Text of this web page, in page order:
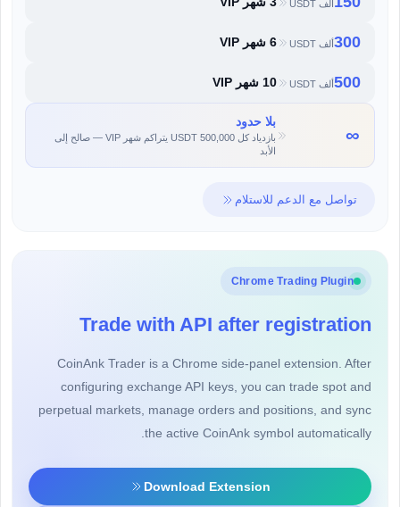
ألف USDT
300ألف USDT 6 شهر VIP
500ألف USDT 10 شهر VIP
∞
بلا حدود
بازدياد كل 500,000 USDT يتراكم شهر VIP — صالح إلى
الأبد
تواصل مع الدعم للاستلام
Chrome Trading Plugin
Trade with API after registration
CoinAnk Trader is a Chrome side-panel extension. After
configuring exchange API keys, you can trade spot and
perpetual markets, manage orders and positions, and sync
the active CoinAnk symbol automatically.
Download Extension